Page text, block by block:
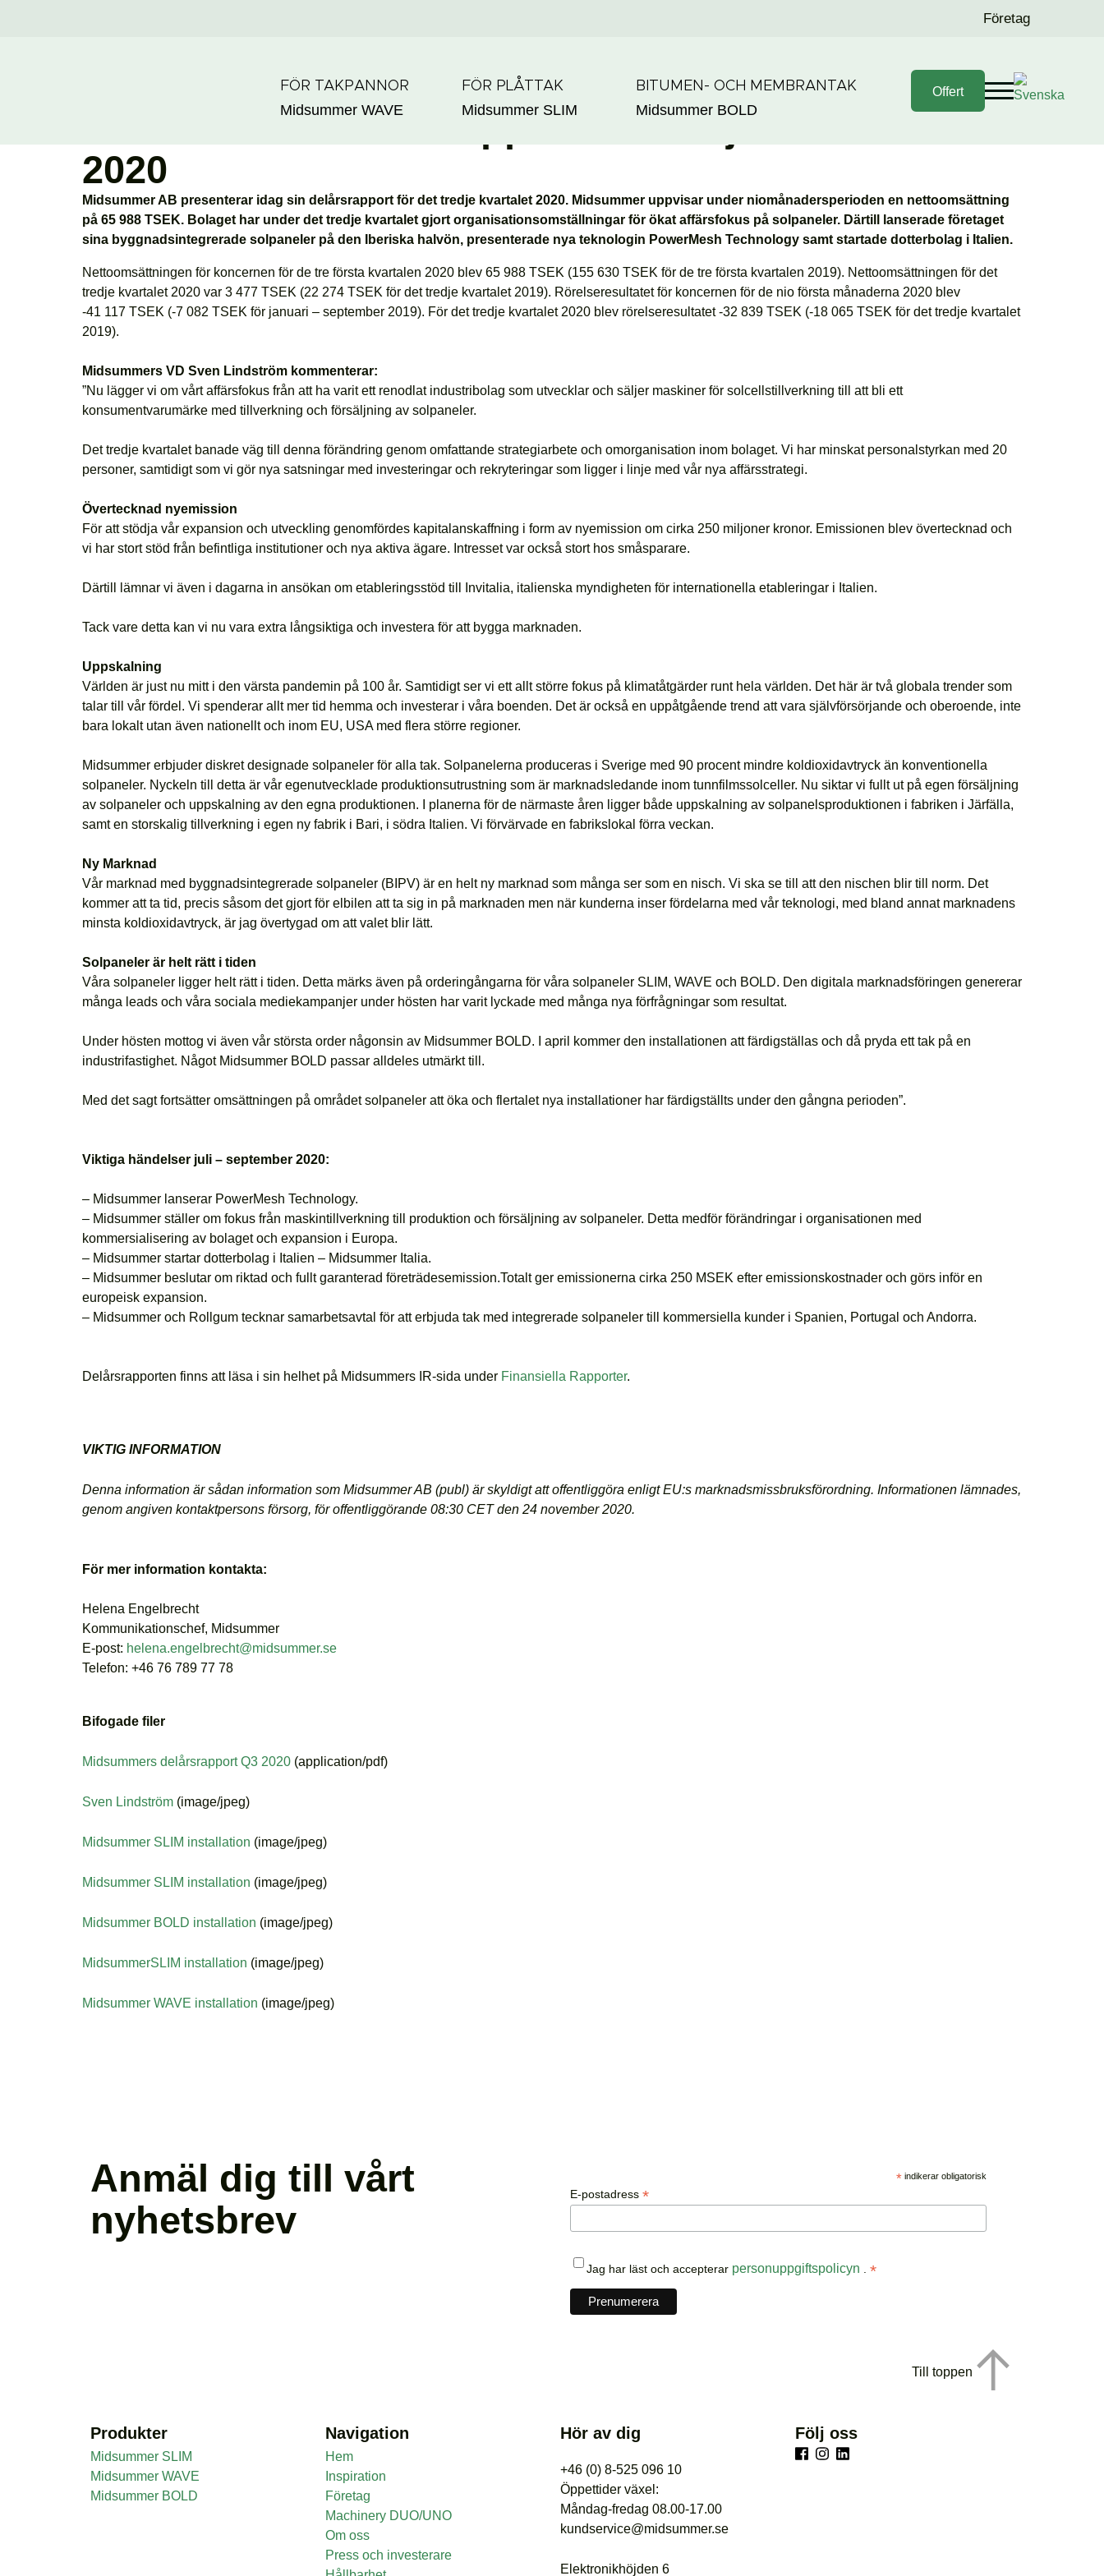
Företag
FÖR TAKPANNOR
Midsummer WAVE
FÖR PLÅTTAK
Midsummer SLIM
BITUMEN- OCH MEMBRANTAK
Midsummer BOLD
Offert
Midsummers delårsrapport för tredje kvartalet
2020
Midsummer AB presenterar idag sin delårsrapport för det tredje kvartalet 2020. Midsummer uppvisar under niomånadersperioden en nettoomsättning
på 65 988 TSEK. Bolaget har under det tredje kvartalet gjort organisationsomställningar för ökat affärsfokus på solpaneler. Därtill lanserade företaget
sina byggnadsintegrerade solpaneler på den Iberiska halvön, presenterade nya teknologin PowerMesh Technology samt startade dotterbolag i Italien.
Nettoomsättningen för koncernen för de tre första kvartalen 2020 blev 65 988 TSEK (155 630 TSEK för de tre första kvartalen 2019). Nettoomsättningen för det
tredje kvartalet 2020 var 3 477 TSEK (22 274 TSEK för det tredje kvartalet 2019). Rörelseresultatet för koncernen för de nio första månaderna 2020 blev
-41 117 TSEK (-7 082 TSEK för januari – september 2019). För det tredje kvartalet 2020 blev rörelseresultatet -32 839 TSEK (-18 065 TSEK för det tredje kvartalet
2019).
Midsummers VD Sven Lindström kommenterar:
”Nu lägger vi om vårt affärsfokus från att ha varit ett renodlat industribolag som utvecklar och säljer maskiner för solcellstillverkning till att bli ett
konsumentvarumärke med tillverkning och försäljning av solpaneler.
Det tredje kvartalet banade väg till denna förändring genom omfattande strategiarbete och omorganisation inom bolaget. Vi har minskat personalstyrkan med 20
personer, samtidigt som vi gör nya satsningar med investeringar och rekryteringar som ligger i linje med vår nya affärsstrategi.
Övertecknad nyemission
För att stödja vår expansion och utveckling genomfördes kapitalanskaffning i form av nyemission om cirka 250 miljoner kronor. Emissionen blev övertecknad och
vi har stort stöd från befintliga institutioner och nya aktiva ägare. Intresset var också stort hos småsparare.
Därtill lämnar vi även i dagarna in ansökan om etableringsstöd till Invitalia, italienska myndigheten för internationella etableringar i Italien.
Tack vare detta kan vi nu vara extra långsiktiga och investera för att bygga marknaden.
Uppskalning
Världen är just nu mitt i den värsta pandemin på 100 år. Samtidigt ser vi ett allt större fokus på klimatåtgärder runt hela världen. Det här är två globala trender som
talar till vår fördel. Vi spenderar allt mer tid hemma och investerar i våra boenden. Det är också en uppåtgående trend att vara självförsörjande och oberoende, inte
bara lokalt utan även nationellt och inom EU, USA med flera större regioner.
Midsummer erbjuder diskret designade solpaneler för alla tak. Solpanelerna produceras i Sverige med 90 procent mindre koldioxidavtryck än konventionella
solpaneler. Nyckeln till detta är vår egenutvecklade produktionsutrustning som är marknadsledande inom tunnfilmssolceller. Nu siktar vi fullt ut på egen försäljning
av solpaneler och uppskalning av den egna produktionen. I planerna för de närmaste åren ligger både uppskalning av solpanelsproduktionen i fabriken i Järfälla,
samt en storskalig tillverkning i egen ny fabrik i Bari, i södra Italien. Vi förvärvade en fabrikslokal förra veckan.
Ny Marknad
Vår marknad med byggnadsintegrerade solpaneler (BIPV) är en helt ny marknad som många ser som en nisch. Vi ska se till att den nischen blir till norm. Det
kommer att ta tid, precis såsom det gjort för elbilen att ta sig in på marknaden men när kunderna inser fördelarna med vår teknologi, med bland annat marknadens
minsta koldioxidavtryck, är jag övertygad om att valet blir lätt.
Solpaneler är helt rätt i tiden
Våra solpaneler ligger helt rätt i tiden. Detta märks även på orderingångarna för våra solpaneler SLIM, WAVE och BOLD. Den digitala marknadsföringen genererar
många leads och våra sociala mediekampanjer under hösten har varit lyckade med många nya förfrågningar som resultat.
Under hösten mottog vi även vår största order någonsin av Midsummer BOLD. I april kommer den installationen att färdigställas och då pryda ett tak på en
industrifastighet. Något Midsummer BOLD passar alldeles utmärkt till.
Med det sagt fortsätter omsättningen på området solpaneler att öka och flertalet nya installationer har färdigställts under den gångna perioden”.
Viktiga händelser juli – september 2020:
– Midsummer lanserar PowerMesh Technology.
– Midsummer ställer om fokus från maskintillverkning till produktion och försäljning av solpaneler. Detta medför förändringar i organisationen med
kommersialisering av bolaget och expansion i Europa.
– Midsummer startar dotterbolag i Italien – Midsummer Italia.
– Midsummer beslutar om riktad och fullt garanterad företrädesemission.Totalt ger emissionerna cirka 250 MSEK efter emissionskostnader och görs inför en
europeisk expansion.
– Midsummer och Rollgum tecknar samarbetsavtal för att erbjuda tak med integrerade solpaneler till kommersiella kunder i Spanien, Portugal och Andorra.
Delårsrapporten finns att läsa i sin helhet på Midsummers IR-sida under Finansiella Rapporter.
VIKTIG INFORMATION
Denna information är sådan information som Midsummer AB (publ) är skyldigt att offentliggöra enligt EU:s marknadsmissbruksförordning. Informationen lämnades,
genom angiven kontaktpersons försorg, för offentliggörande 08:30 CET den 24 november 2020.
För mer information kontakta:
Helena Engelbrecht
Kommunikationschef, Midsummer
E-post: helena.engelbrecht@midsummer.se
Telefon: +46 76 789 77 78
Bifogade filer
Midsummers delårsrapport Q3 2020 (application/pdf)
Sven Lindström (image/jpeg)
Midsummer SLIM installation (image/jpeg)
Midsummer SLIM installation (image/jpeg)
Midsummer BOLD installation (image/jpeg)
MidsummerSLIM installation (image/jpeg)
Midsummer WAVE installation (image/jpeg)
Anmäl dig till vårt
nyhetsbrev
*indikerar obligatorisk
E-postadress *
Jag har läst och accepterar personuppgiftspolicyn *
Till toppen
Produkter
Midsummer SLIM
Midsummer WAVE
Midsummer BOLD
Navigation
Hem
Inspiration
Företag
Machinery DUO/UNO
Om oss
Press och investerare
Hör av dig
+46 (0) 8-525 096 10
Öppettider växel:
Måndag-fredag 08.00-17.00
kundservice@midsummer.se
Elektronikhöjden 6
Följ oss